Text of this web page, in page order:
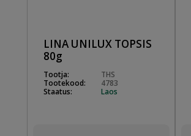
LINA UNILUX TOPSIS
80g
Tootja:
THS
Tootekood:
4783
Staatus:
Laos